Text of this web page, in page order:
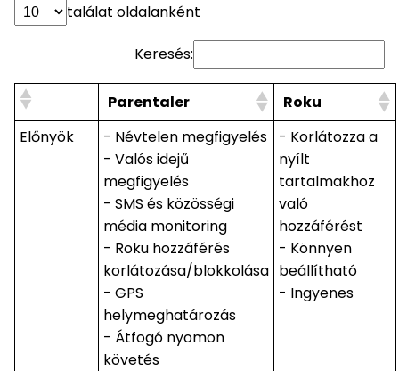
találat oldalanként
Keresés:
Parentaler
Roku
Előnyök
- Névtelen megfigyelés
- Valós idejű
megfigyelés
- SMS és közösségi
média monitoring
- Roku hozzáférés
korlátozása/blokkolása
- GPS
helymeghatározás
- Átfogó nyomon
követés
- Korlátozza a
nyílt
tartalmakhoz
való
hozzáférést
- Könnyen
beállítható
- Ingyenes